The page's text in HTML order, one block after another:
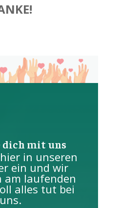
dich mit uns
in unseren
ein und wir
am laufenden
alles tut bei
uns.